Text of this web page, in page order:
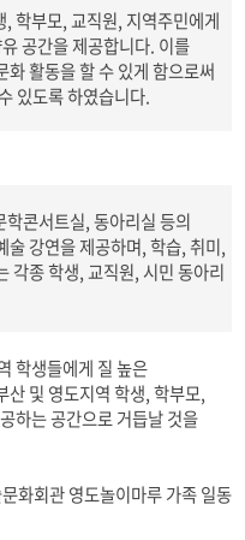
, 학부모, 교직원, 지역주민에게
공간을 제공합니다. 이를
활동을 할 수 있게 함으로써
있도록 하였습니다.
학콘서트실, 동아리실 등의
술 강연을 제공하며, 학습, 취미,
각종 학생, 교직원, 시민 동아리
학생들에게 질 높은
및 영도지역 학생, 학부모,
하는 공간으로 거듭날 것을
화회관 영도놀이마루 가족 일동